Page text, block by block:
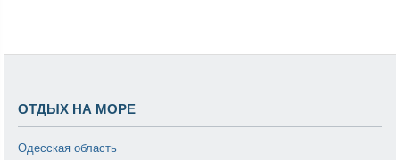
ОТДЫХ НА МОРЕ
Одесская область